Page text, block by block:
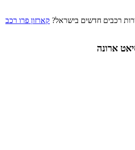
רכבים חדשים בישראל? קארזון פרו רכב
ארונה